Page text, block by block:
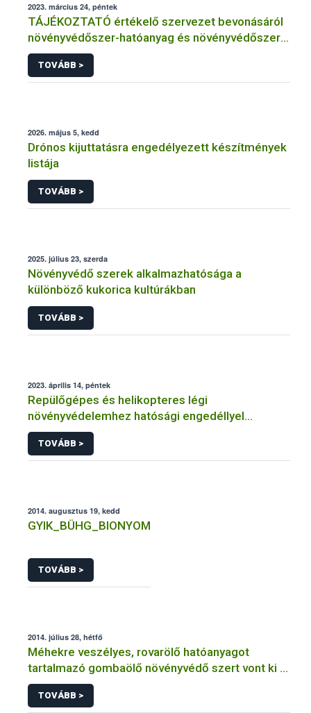
2023. március 24, péntek
TÁJÉKOZTATÓ értékelő szervezet bevonásáról
növényvédőszer-hatóanyag és növényvédőszer
engedélyezésére, továbbá a meglévő engedély
meghosszabbítására vagy módosítására irányuló
eljárásba
TOVÁBB >
2026. május 5, kedd
Drónos kijuttatásra engedélyezett készítmények
listája
TOVÁBB >
2025. július 23, szerda
Növényvédő szerek alkalmazhatósága a
különböző kukorica kultúrákban
TOVÁBB >
2023. április 14, péntek
Repülőgépes és helikopteres légi
növényvédelemhez hatósági engedéllyel
rendelkező szervezetek
TOVÁBB >
2014. augusztus 19, kedd
GYIK_BÜHG_BIONYOM
TOVÁBB >
2014. július 28, hétfő
Méhekre veszélyes, rovarölő hatóanyagot
tartalmazó gombaölő növényvédő szert vont ki a
forgalomból a NÉBIH
TOVÁBB >